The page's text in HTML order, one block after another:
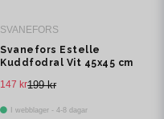
SVANEFORS
Svanefors Estelle
Kuddfodral Vit 45x45 cm
199 kr
147 kr
I webblager - 4-8 dagar